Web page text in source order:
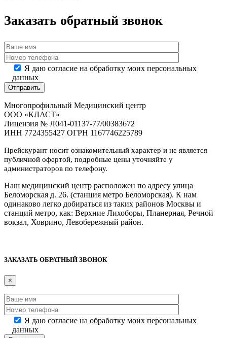
Заказать обратный звонок
Я даю согласие на обработку моих персональных
данных
Многопрофильный Медицинский центр
ООО «КЛАСТ»
Лицензия № Л041-01137-77/00383672
ИНН 7724355427 ОГРН 1167746225789
Прейскурант носит ознакомительный характер и не является
публичной офертой, подробные цены уточняйте у
администраторов по телефону.
Наш медицинский центр расположен по адресу улица
Беломорская д. 26. (станция метро Беломорская). К нам
одинаково легко добираться из таких районов Москвы и
станций метро, как: Верхние Лихоборы, Планерная, Речной
вокзал, Ховрино, Левобережный район.
ЗАКАЗАТЬ ОБРАТНЫЙ ЗВОНОК
×
Я даю согласие на обработку моих персональных
данных